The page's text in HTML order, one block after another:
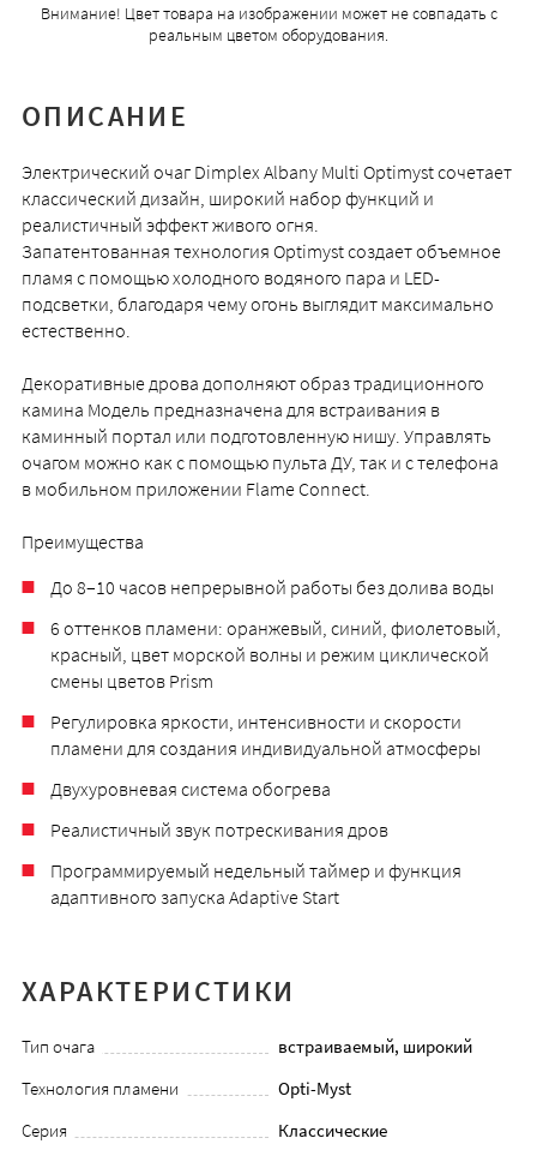
Внимание! Цвет товара на изображении может не совпадать с
реальным цветом оборудования.
ОПИСАНИЕ
Электрический очаг Dimplex Albany Multi Optimyst сочетает
классический дизайн, широкий набор функций и
реалистичный эффект живого огня.
Запатентованная технология Optimyst создает объемное
пламя с помощью холодного водяного пара и LED-
подсветки, благодаря чему огонь выглядит максимально
естественно.
Декоративные дрова дополняют образ традиционного
камина Модель предназначена для встраивания в
каминный портал или подготовленную нишу. Управлять
очагом можно как с помощью пульта ДУ, так и с телефона
в мобильном приложении Flame Connect.
Преимущества
До 8–10 часов непрерывной работы без долива воды
6 оттенков пламени: оранжевый, синий, фиолетовый,
красный, цвет морской волны и режим циклической
смены цветов Prism
Регулировка яркости, интенсивности и скорости
пламени для создания индивидуальной атмосферы
Двухуровневая система обогрева
Реалистичный звук потрескивания дров
Программируемый недельный таймер и функция
адаптивного запуска Adaptive Start
ХАРАКТЕРИСТИКИ
Тип очага
встраиваемый, широкий
Технология пламени
Opti-Myst
Серия
Классические